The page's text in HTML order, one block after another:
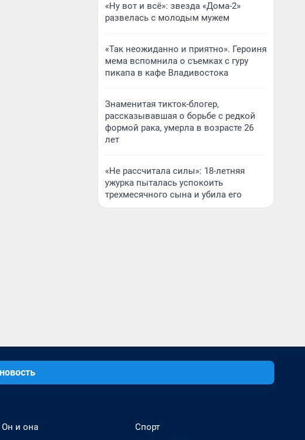
«Ну вот и всё»: звезда «Дома-2»
развелась с молодым мужем
«Так неожиданно и приятно». Героиня
мема вспомнила о съемках с гуру
пикапа в кафе Владивостока
Знаменитая тикток-блогер,
рассказывавшая о борьбе с редкой
формой рака, умерла в возрасте 26
лет
«Не рассчитала силы»: 18-летняя
ужурка пыталась успокоить
трехмесячного сына и убила его
Он и она
Спорт